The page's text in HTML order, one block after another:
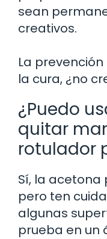
sean
creativos.
La
la cura, ¿no
¿Puedo
quitar
rotulador
Sí, la acetona
pero ten
algunas
prueba en un